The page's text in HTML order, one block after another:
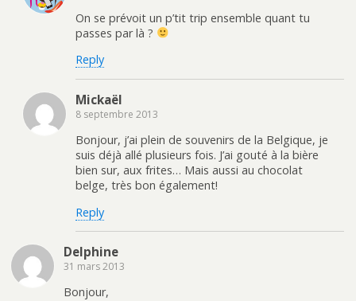
On se prévoit un p’tit trip ensemble quant tu
passes par là ?
Reply
Mickaël
8 septembre 2013
Bonjour, j’ai plein de souvenirs de la Belgique, je
suis déjà allé plusieurs fois. J’ai gouté à la bière
bien sur, aux frites… Mais aussi au chocolat
belge, très bon également!
Reply
Delphine
31 mars 2013
Bonjour,